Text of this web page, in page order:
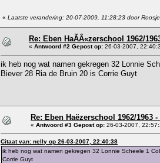
« Laatste verandering: 20-07-2009, 11:28:23 door Roosje
Re: Eben HaÃÂ«zerschool 1962/
« Antwoord #2 Gepost op: 26-03-2007,
ik heb nog wat namen gekregen 32 Lonnie
Biever 28 Ria de Bruin 20 is Corrie Guyt
Re: Eben Haëzerschool 1962/1963
« Antwoord #3 Gepost op: 26-03-2007,
Citaat van: nelly op 26-03-2007, 22:40:38
ik heb nog wat namen gekregen 32 Lonnie Scheele 1
Corrie Guyt